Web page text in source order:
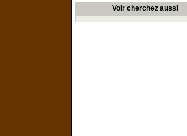
Voir cherchez aussi